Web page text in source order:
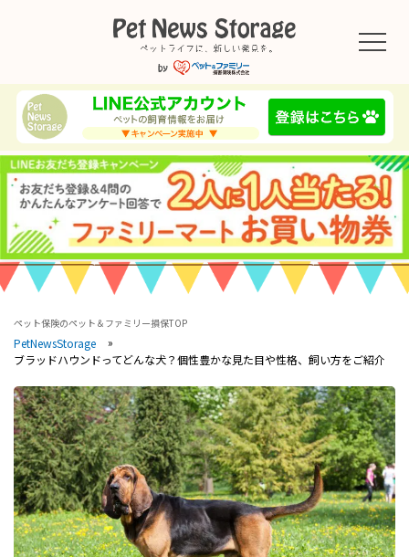
ペット保険のペット＆ファミリー損保TOP
PetNewsStorage
ブラッドハウンドってどんな犬？個性豊かな見た目や性格、飼い方をご紹介